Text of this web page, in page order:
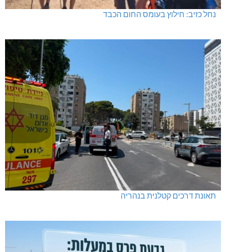
נחל כזיב: חילוץ בעומס החום הכבד
תאונת דרכים קטלנית בנהריה